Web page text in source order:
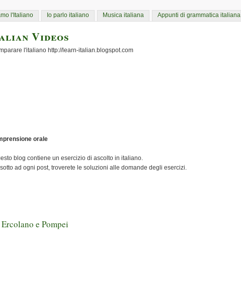
l'Italiano Io parlo italiano Musica italiana Appunti di grammatica italiana
Videos
l'italiano http://learn-italian.blogspot.com
orale
blog contiene un esercizio di ascolto in italiano.
ad ogni post, troverete le soluzioni alle domande degli esercizi.
e Pompei